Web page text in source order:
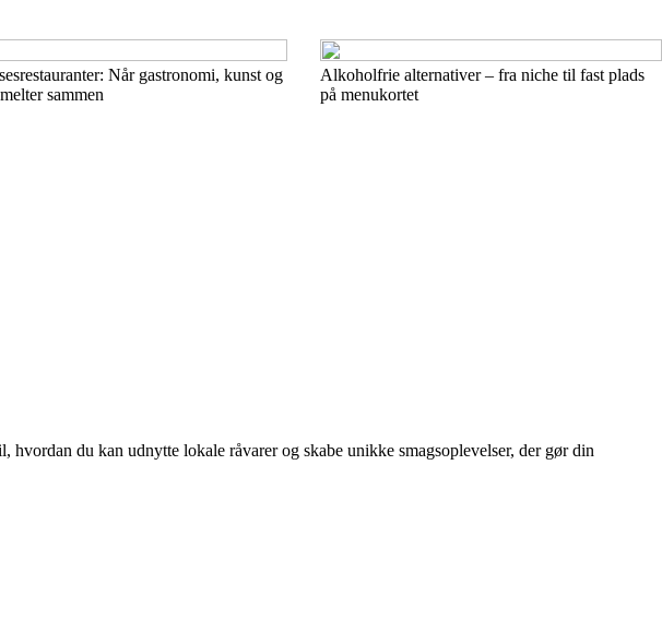
Når gastronomi, kunst og
sammen
Alkoholfrie alternativer – fra niche til fast plads
på menukortet
du kan udnytte lokale råvarer og skabe unikke smagsoplevelser, der gør din